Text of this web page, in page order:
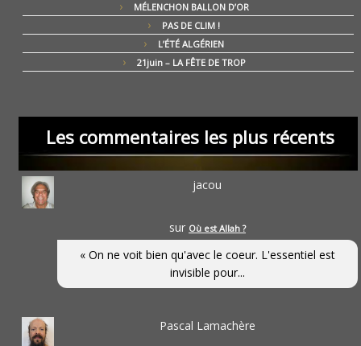
MÉLENCHON BALLON D’OR
PAS DE CLIM !
L’ÉTÉ ALGÉRIEN
21juin – LA FÊTE DE TROP
Les commentaires les plus récents
jacou
sur Où est Allah ?
« On ne voit bien qu'avec le coeur. L'essentiel est
invisible pour...
Pascal Lamachère